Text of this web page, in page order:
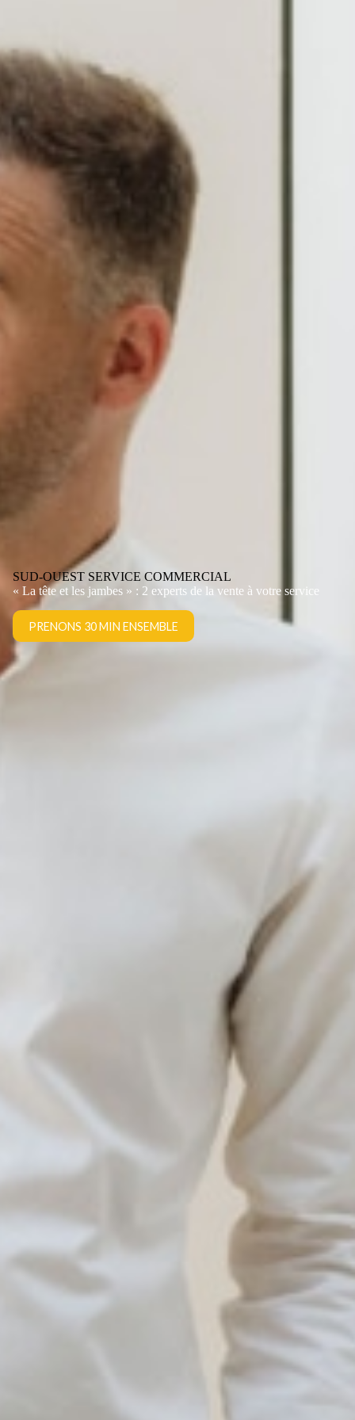
SUD-OUEST SERVICE COMMERCIAL
« La tête et les jambes » : 2 experts de la vente à votre service
PRENONS 30 MIN ENSEMBLE